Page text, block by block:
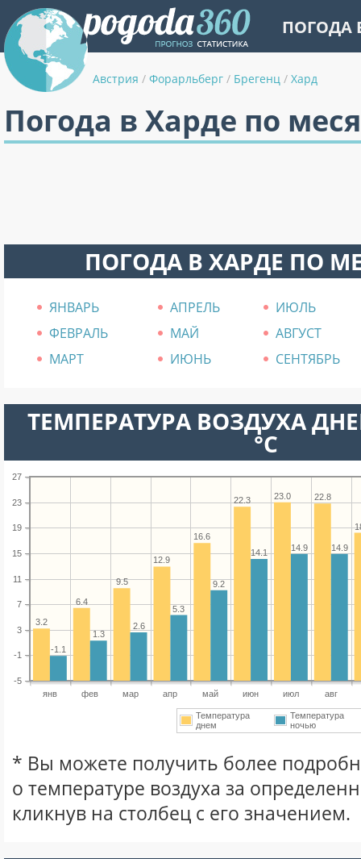
ПОГОДА
Австрия / Форарльберг / Брегенц / Хард
Погода в Харде по
ПОГОДА В ХАРДЕ ПО
ЯНВАРЬ АПРЕЛЬ
ИЮЛЬ
ФЕВРАЛЬ
МАЙ
АВГУСТ
МАРТ
ИЮНЬ СЕНТЯБРЬ
ТЕМПЕРАТУРА ВОЗДУХА
°C
янв фев мар апр май июн июл авг
-5
-1
3
7
11
15
19
23
27
22.8
23.0
22.3
16.6
12.9
9.5
6.4
3.2
14.9
14.9
14.1
9.2
5.3
2.6
1.3
-1.1
Температура
днем
Температура
ночью
* Вы можете получить более
о температуре воздуха за
кликнув на столбец с его значением.